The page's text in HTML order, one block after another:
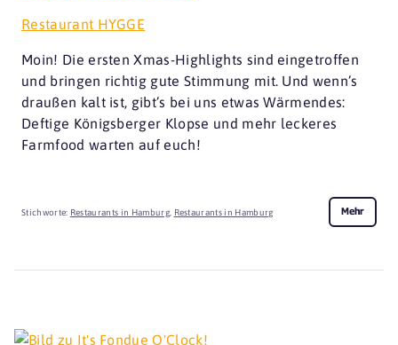
Restaurant HYGGE
Moin! Die ersten Xmas-Highlights sind eingetroffen
und bringen richtig gute Stimmung mit. Und wenn’s
draußen kalt ist, gibt’s bei uns etwas Wärmendes:
Deftige Königsberger Klopse und mehr leckeres
Farmfood warten auf euch!
Stichworte: Restaurants in Hamburg, Restaurants in Hamburg Mehr